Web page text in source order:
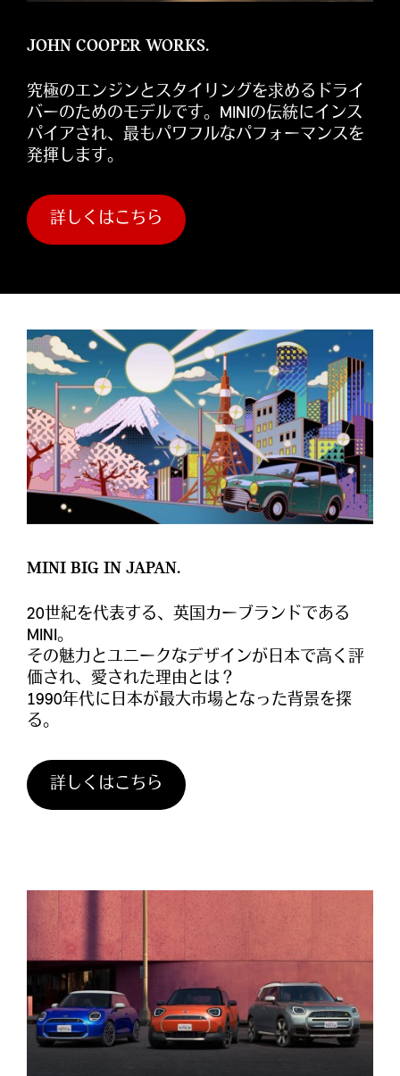
JOHN COOPER WORKS.
究極のエンジンとスタイリングを求めるドライ
バーのためのモデルです。MINIの伝統にインス
パイアされ、最もパワフルなパフォーマンスを
発揮します。
詳しくはこちら
MINI BIG IN JAPAN.
20世紀を代表する、英国カーブランドである
MINI。
その魅力とユニークなデザインが日本で高く評
価され、愛された理由とは？
1990年代に日本が最大市場となった背景を探
る。
詳しくはこちら